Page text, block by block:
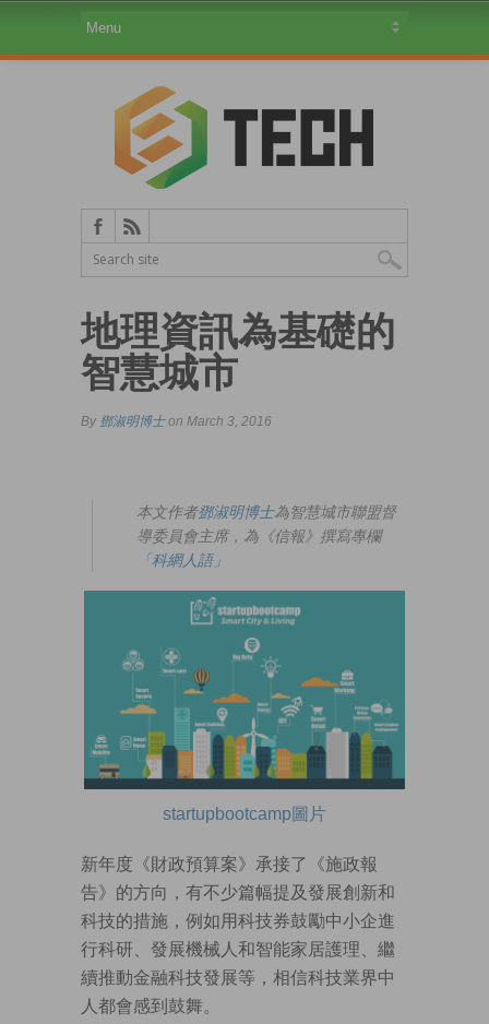
地理資訊為基礎的
智慧城市
By 鄧淑明博士on March 3, 2016
本文作者鄧淑明博士為智慧城市聯盟督
導委員會主席，為《信報》撰寫專欄
「科網人語」
startupbootcamp圖片
新年度《財政預算案》承接了《施政報
告》的方向，有不少篇幅提及發展創新和
科技的措施，例如用科技券鼓勵中小企進
行科研、發展機械人和智能家居護理、繼
續推動金融科技發展等，相信科技業界中
人都會感到鼓舞。